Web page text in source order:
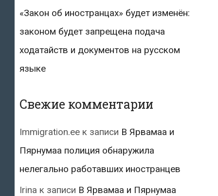
«Закон об иностранцах» будет изменён:
законом будет запрещена подача
ходатайств и документов на русском
языке
Свежие комментарии
Immigration.ee к записи В Ярвамаа и
Пярнумаа полиция обнаружила
нелегально работавших иностранцев
Irina к записи В Ярвамаа и Пярнумаа